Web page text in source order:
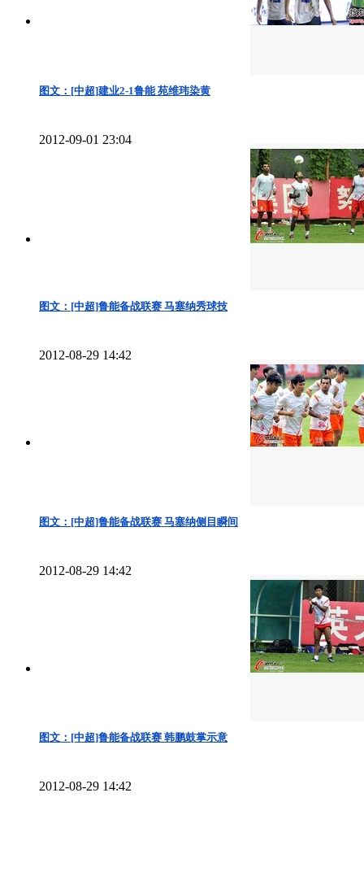
图文：[中超]建业2-1鲁能 苑维玮染黄
2012-09-01 23:04
图文：[中超]鲁能备战联赛 马塞纳秀球技
2012-08-29 14:42
图文：[中超]鲁能备战联赛 马塞纳侧目瞬间
2012-08-29 14:42
图文：[中超]鲁能备战联赛 韩鹏鼓掌示意
2012-08-29 14:42